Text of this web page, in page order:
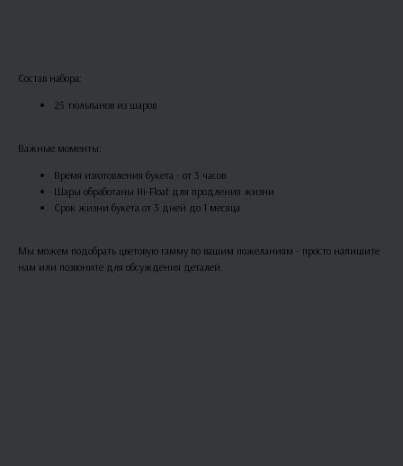
Состав набора:
25 тюльпанов из шаров
Важные моменты:
Время изготовления букета - от 3 часов
Шары обработаны Hi-Float для продления жизни
Срок жизни букета от 3 дней до 1 месяца
Мы можем подобрать цветовую гамму по вашим пожеланиям - просто напишите
нам или позвоните для обсуждения деталей.